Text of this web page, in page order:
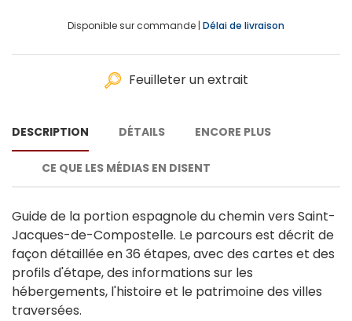
Disponible sur commande | Délai de livraison
Feuilleter un extrait
DESCRIPTION DÉTAILS ENCORE PLUS
CE QUE LES MÉDIAS EN DISENT
Guide de la portion espagnole du chemin vers Saint-
Jacques-de-Compostelle. Le parcours est décrit de
façon détaillée en 36 étapes, avec des cartes et des
profils d'étape, des informations sur les
hébergements, l'histoire et le patrimoine des villes
traversées.